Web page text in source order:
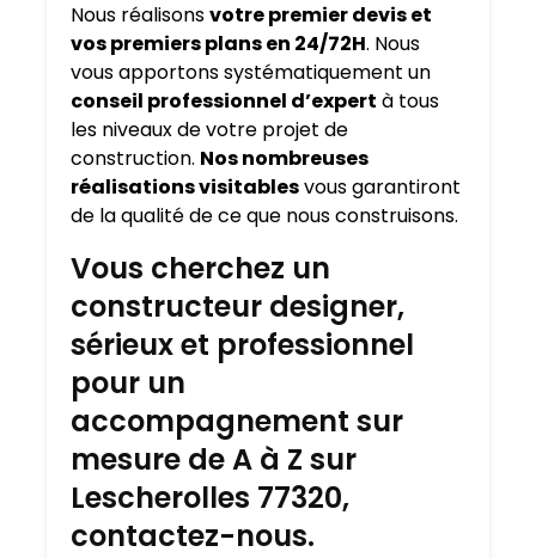
Nous réalisonsvotre premier devis et
vos premiers plans en 24/72H. Nous
vous apportons systématiquement un
conseil professionnel d’expert à tous
les niveaux de votre projet de
construction. Nos nombreuses
réalisations visitablesvous garantiront
de la qualité de ce que nous construisons.
Vous cherchez un
constructeur designer,
sérieux et professionnel
pour un
accompagnement sur
mesure de A à Z sur
Lescherolles 77320,
contactez-nous.